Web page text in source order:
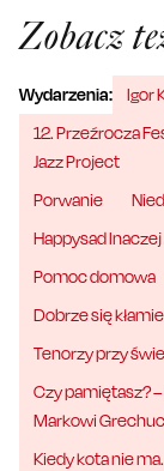
Zobacz
Wydarzenia:
Igor
12. Przeźrocza
Jazz Project
Porwanie
Happysad
Pomoc domowa
Dobrze się kłamie
Tenorzy przy
Czy pamiętasz?
Markowi
Kiedy kota nie